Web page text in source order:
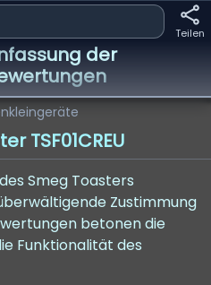
Teilen
der
TSF01CREU
Smeg Toasters
Zustimmung
betonen die
Funktionalität des